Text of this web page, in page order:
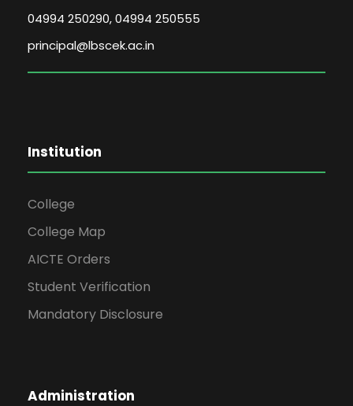
04994 250290, 04994 250555
principal@lbscek.ac.in
Institution
College
College Map
AICTE Orders
Student Verification
Mandatory Disclosure
Administration